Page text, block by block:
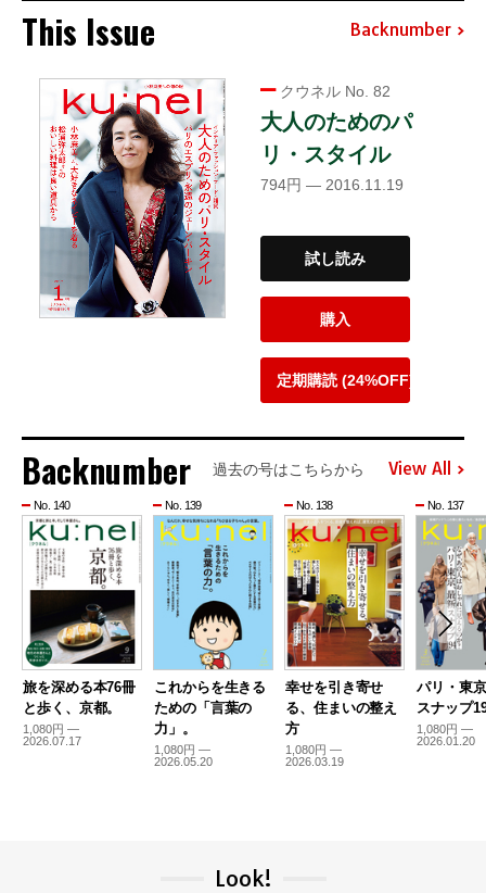
This Issue Backnumber
クウネル No. 82
大人のためのパ
リ・スタイル
794円 — 2016.11.19
試し読み
購入
定期購読 (24%OFF)
Backnumber 過去の号はこちらから View All
No. 140
旅を深める本76冊
と歩く、京都。
1,080円 —
2026.07.17
No. 139
これからを生きる
ための「言葉の
力」。
1,080円 —
2026.05.20
No. 138
幸せを引き寄せ
る、住まいの整え
方
1,080円 —
2026.03.19
No. 137
パリ・東
スナップ
1,080円 —
2026.01.20
Look!